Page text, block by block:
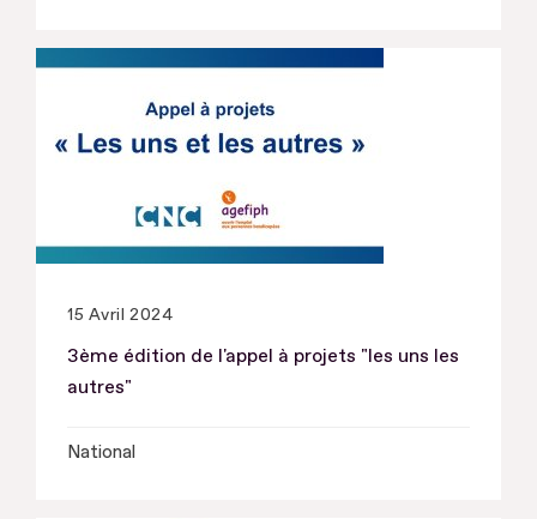
15 Avril 2024
3ème édition de l'appel à projets "les uns les
autres"
National